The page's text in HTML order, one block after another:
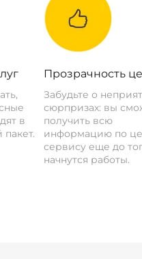
в
Прозрачность
Забудьте о
сюрпризах: вы
получить всю
информацию по
сервису еще до
начнутся работы.